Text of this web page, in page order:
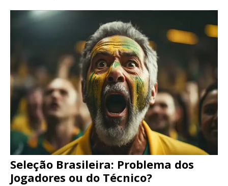
Seleção Brasileira: Problema dos
Jogadores ou do Técnico?